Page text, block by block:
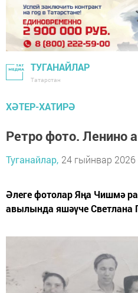
ТУГАНАЙЛАР
Татарстан
ХӘТЕР-ХАТИРӘ
Ретро фото. Ленино
Туганайлар, 24 гыйнвар 2026
Әлеге фотолар Яңа Чишмә
авылында яшәүче Светлана